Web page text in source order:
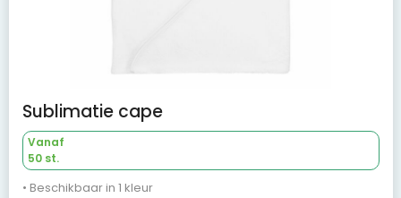
Sublimatie cape
Vanaf
50 st.
• Beschikbaar in 1 kleur